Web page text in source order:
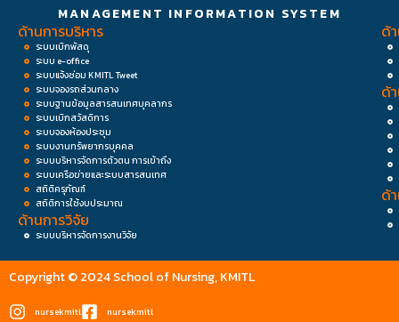
MANAGEMENT INFORMATION SYSTEM
ด้านการบริหาร
ระบบเบิกพัสดุ
ระบบ e-office
ระบบแจ้งซ่อม KMITL Tweet
ระบบจองรถส่วนกลาง
ระบบฐานข้อมูลสารสนเทศบุคลากร
ระบบเบิกสวัสดิการ
ระบบจองห้องประชุม
ระบบงานทรัพยากรบุคคล
ระบบบริหารจัดการตัวตน การเข้าถึง
ระบบเครือข่ายและระบบสารสนเทศ
สถิติครุภัณฑ์
สถิติการใช้งบประมาณ
ด้านการวิจัย
ระบบบริหารจัดการงานวิจัย
ด้
ด้
ด้
Copyright © 2024 School of Nursing, KMITL
nursekmitl nursekmitl